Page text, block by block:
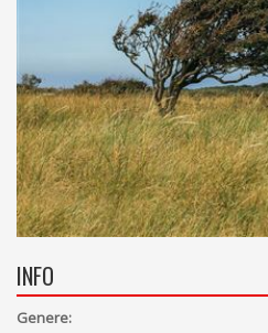
INFO
Genere: